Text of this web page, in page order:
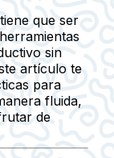
que ser
sin
artículo te
para
fluida,
de